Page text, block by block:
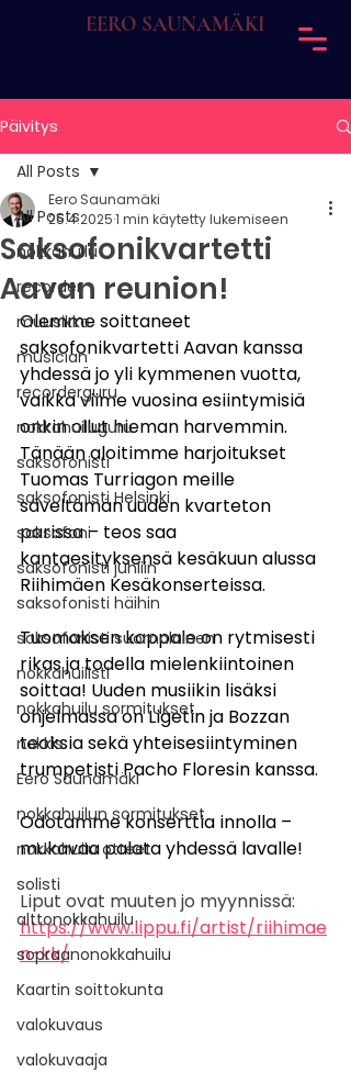
EERO SAUNAMÄKI
Päivitys
All Posts
nokkahuilu
recorder
muusikko
musician
recorderguru
nokkahuiluguru
saksofonisti
saksofonisti Helsinki
saksofoni
saksofonisti juhliin
saksofonisti häihin
saksofonisti suomalainen
nokkahuilisti
nokkahuilu sormitukset
nokkis
Eero Saunamäki
nokkahuilun sormitukset
nokkahuilu otteet
solisti
alttonokkahuilu
sopraanonokkahuilu
Kaartin soittokunta
valokuvaus
valokuvaaja
All Posts
Saksofonikvartetti
Aavan reunion!
Eero Saunamäki
25.4.20251 min käytetty lukemiseen
Olemme soittaneet
saksofonikvartetti Aavan kanssa
yhdessä jo yli kymmenen vuotta,
vaikka viime vuosina esiintymisiä
onkin ollut hieman harvemmin.
Tänään aloitimme harjoitukset
Tuomas Turriagon meille
säveltämän uuden kvarteton
parissa – teos saa
kantaesityksensä kesäkuun alussa
Riihimäen Kesäkonserteissa.
Tuomaksen kappale on rytmisesti
rikas ja todella mielenkiintoinen
soittaa! Uuden musiikin lisäksi
ohjelmassa on Ligetin ja Bozzan
teoksia sekä yhteisesiintyminen
trumpetisti Pacho Floresin kanssa.
Odotamme konserttia innolla –
mukavaa palata yhdessä lavalle!
Liput ovat muuten jo myynnissä:
https://www.lippu.fi/artist/riihimae
n-kk/